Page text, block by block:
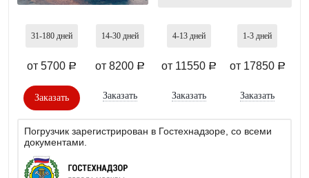
31-180 дней
от 5700 a
Заказать
14-30 дней
от 8200 a
Заказать
4-13 дней
от 11550 a
Заказать
1-3 дней
от 17850 a
Заказать
Погрузчик зарегистрирован в Гостехнадзоре, со всеми
документами.